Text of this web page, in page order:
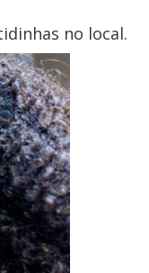
no local.